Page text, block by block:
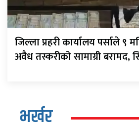
जिल्ला प्रहरी कार्यालय पर्साले ९
अवैध तस्करीको सामाग्री बरामद,